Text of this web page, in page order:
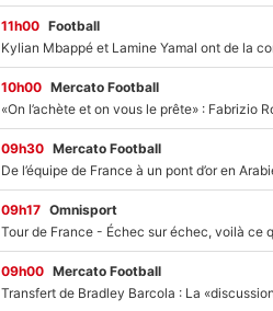
11h00 Football
10h00 Mercato Football
09h30 Mercato Football
09h17 Omnisport
09h00 Mercato Football